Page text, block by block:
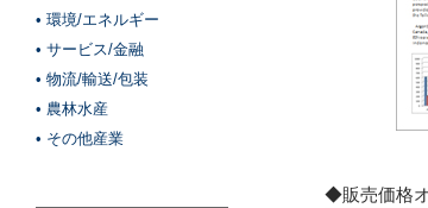
◆販売価格
• 環境/エネルギー
• サービス/金融
• 物流/輸送/包装
• 農林水産
• その他産業